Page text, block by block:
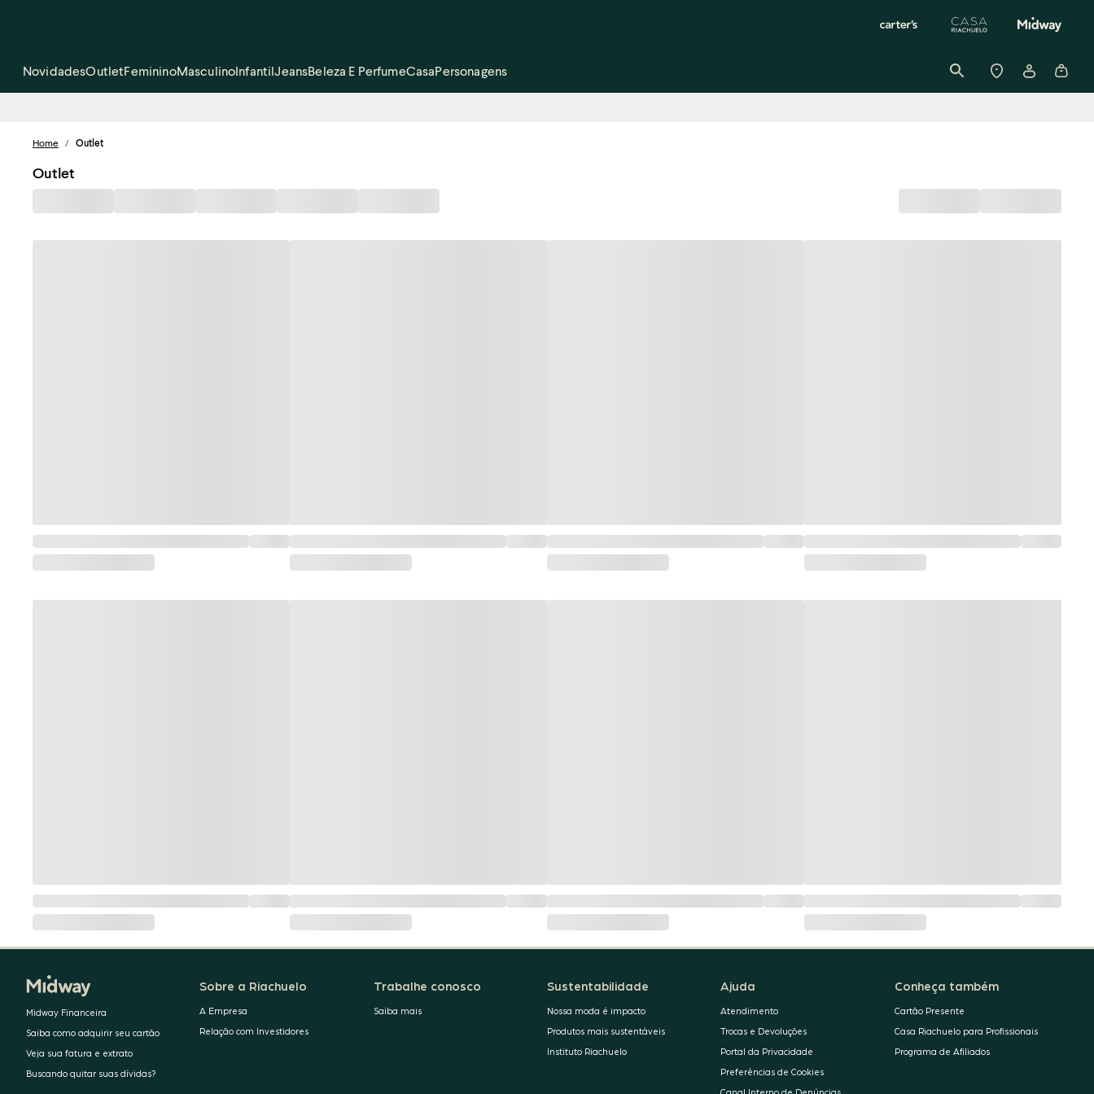
NovidadesOutletFemininoMasculinoInfantilJeansBeleza E PerfumeCasaPersonagens
Home / Outlet
Outlet
Midway Financeira
Saiba como adquirir seu cartão
Veja sua fatura e extrato
Buscando quitar suas dívidas?
Sobre a Riachuelo
A Empresa
Relação com Investidores
Trabalhe conosco
Saiba mais
Sustentabilidade
Nossa moda é impacto
Produtos mais sustentáveis
Instituto Riachuelo
Ajuda
Atendimento
Trocas e Devoluções
Portal da Privacidade
Preferências de Cookies
Conheça também
Cartão Presente
Casa Riachuelo para Profissionais
Programa de Afiliados